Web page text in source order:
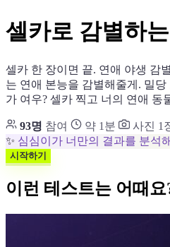
셀카로 감별하
셀카 한 장이면 끝. 연애 야생 감
는 연애 본능을 감별해줄게. 밀
가 여우? 셀카 찍고 너의 연애 동
93명 참여 약 1분
사진 1
✨ 심심이가 너만의 결과를 분석
시작하기
이런 테스트는 어때요